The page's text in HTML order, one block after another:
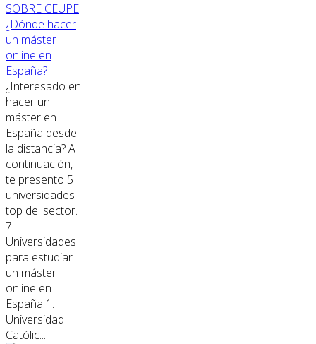
SOBRE CEUPE
¿Dónde hacer
un máster
online en
España?
¿Interesado en
hacer un
máster en
España desde
la distancia? A
continuación,
te presento 5
universidades
top del sector.
7
Universidades
para estudiar
un máster
online en
España 1.
Universidad
Católic...